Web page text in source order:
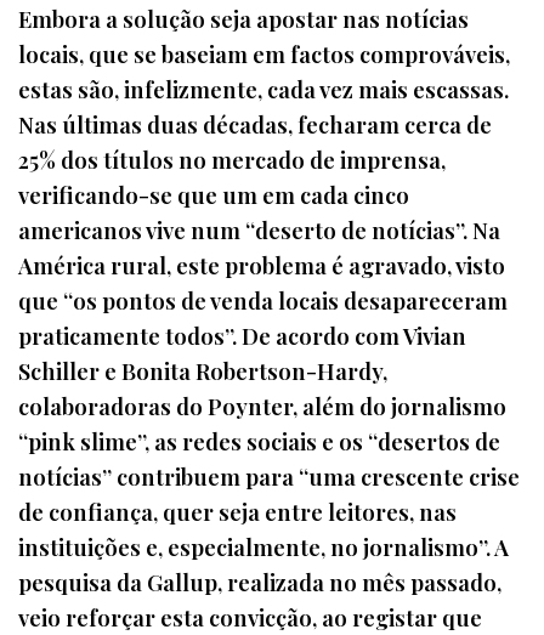
Embora a solução seja apostar nas notícias
locais, que se baseiam em factos comprováveis,
estas são, infelizmente, cada vez mais escassas.
Nas últimas duas décadas, fecharam cerca de
25% dos títulos no mercado de imprensa,
verificando-se que um em cada cinco
americanos vive num “deserto de notícias”. Na
América rural, este problema é agravado, visto
que “os pontos de venda locais desapareceram
praticamente todos”. De acordo com Vivian
Schiller e Bonita Robertson-Hardy,
colaboradoras do Poynter, além do jornalismo
“pink slime”, as redes sociais e os “desertos de
notícias” contribuem para “uma crescente crise
de confiança, quer seja entre leitores, nas
instituições e, especialmente, no jornalismo”. A
pesquisa da Gallup, realizada no mês passado,
veio reforçar esta convicção, ao registar que